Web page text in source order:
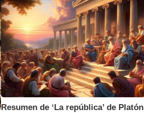
Resumen de ‘La república’ de Platón